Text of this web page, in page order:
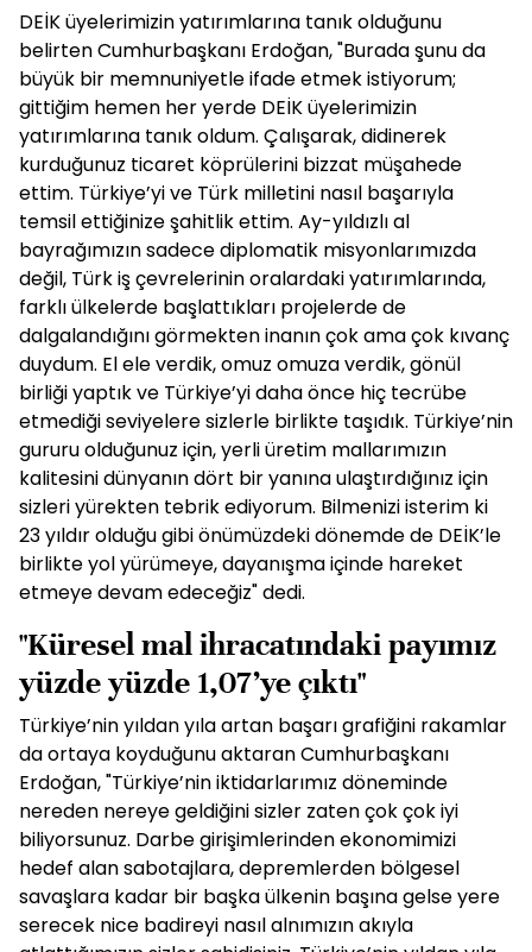
DEİK üyelerimizin yatırımlarına tanık olduğunu
belirten Cumhurbaşkanı Erdoğan, "Burada şunu da
büyük bir memnuniyetle ifade etmek istiyorum;
gittiğim hemen her yerde DEİK üyelerimizin
yatırımlarına tanık oldum. Çalışarak, didinerek
kurduğunuz ticaret köprülerini bizzat müşahede
ettim. Türkiye’yi ve Türk milletini nasıl başarıyla
temsil ettiğinize şahitlik ettim. Ay-yıldızlı al
bayrağımızın sadece diplomatik misyonlarımızda
değil, Türk iş çevrelerinin oralardaki yatırımlarında,
farklı ülkelerde başlattıkları projelerde de
dalgalandığını görmekten inanın çok ama çok kıvanç
duydum. El ele verdik, omuz omuza verdik, gönül
birliği yaptık ve Türkiye’yi daha önce hiç tecrübe
etmediği seviyelere sizlerle birlikte taşıdık. Türkiye’nin
gururu olduğunuz için, yerli üretim mallarımızın
kalitesini dünyanın dört bir yanına ulaştırdığınız için
sizleri yürekten tebrik ediyorum. Bilmenizi isterim ki
23 yıldır olduğu gibi önümüzdeki dönemde de DEİK’le
birlikte yol yürümeye, dayanışma içinde hareket
etmeye devam edeceğiz" dedi.
"Küresel mal ihracatındaki payımız
yüzde yüzde 1,07’ye çıktı"
Türkiye’nin yıldan yıla artan başarı grafiğini rakamlar
da ortaya koyduğunu aktaran Cumhurbaşkanı
Erdoğan, "Türkiye’nin iktidarlarımız döneminde
nereden nereye geldiğini sizler zaten çok çok iyi
biliyorsunuz. Darbe girişimlerinden ekonomimizi
hedef alan sabotajlara, depremlerden bölgesel
savaşlara kadar bir başka ülkenin başına gelse yere
serecek nice badireyi nasıl alnımızın akıyla